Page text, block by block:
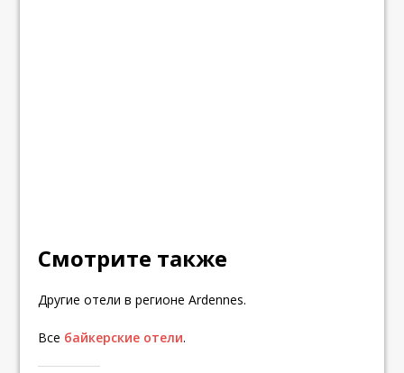
Смотрите также
Другие отели в регионе Ardennes.
Все байкерские отели.